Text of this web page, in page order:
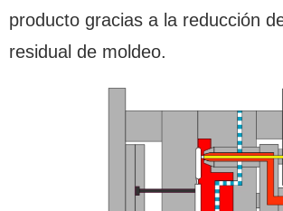
producto gracias a la reducción
residual de moldeo.